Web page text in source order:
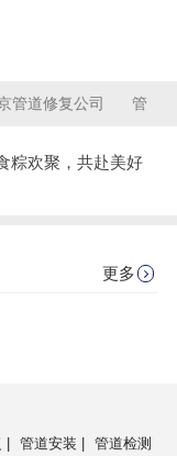
管道修复公司 管
粽欢聚，共赴美好
更多
管道安装 管道检测